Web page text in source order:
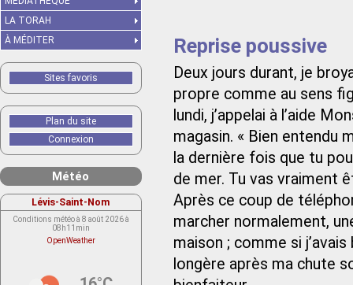
Reprise poussive
Deux jours durant, je
propre comme au sens
lundi, j’appelai à l’aide
magasin. « Bien entendu
la dernière fois que tu
de mer. Tu vas vraiment
Après ce coup de
marcher normalement,
maison ; comme si
longère après ma chute
LA TORAH
À MÉDITER
Sites favoris
Plan du site
Connexion
Météo
Lévis-Saint-Nom
Conditions météo à 8 août 2026 à
08h11min
OpenWeather